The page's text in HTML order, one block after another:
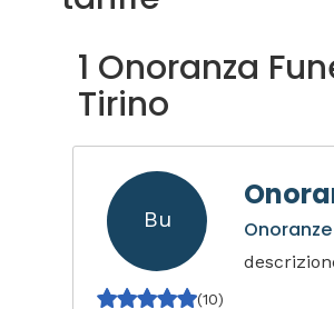
1 Onoranza
Tirino
Bu
(10)